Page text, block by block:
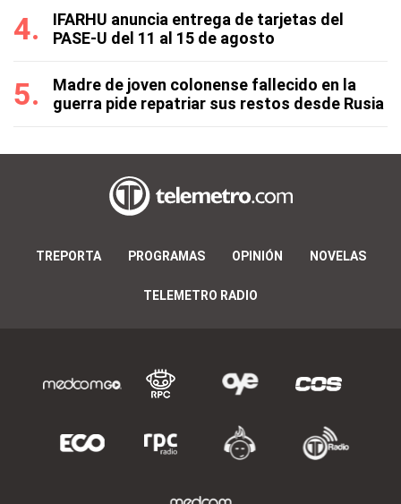
IFARHU anuncia entrega de tarjetas del
PASE-U del 11 al 15 de agosto
Madre de joven colonense fallecido en la
guerra pide repatriar sus restos desde Rusia
TREPORTA PROGRAMAS OPINIÓN NOVELAS
TELEMETRO RADIO